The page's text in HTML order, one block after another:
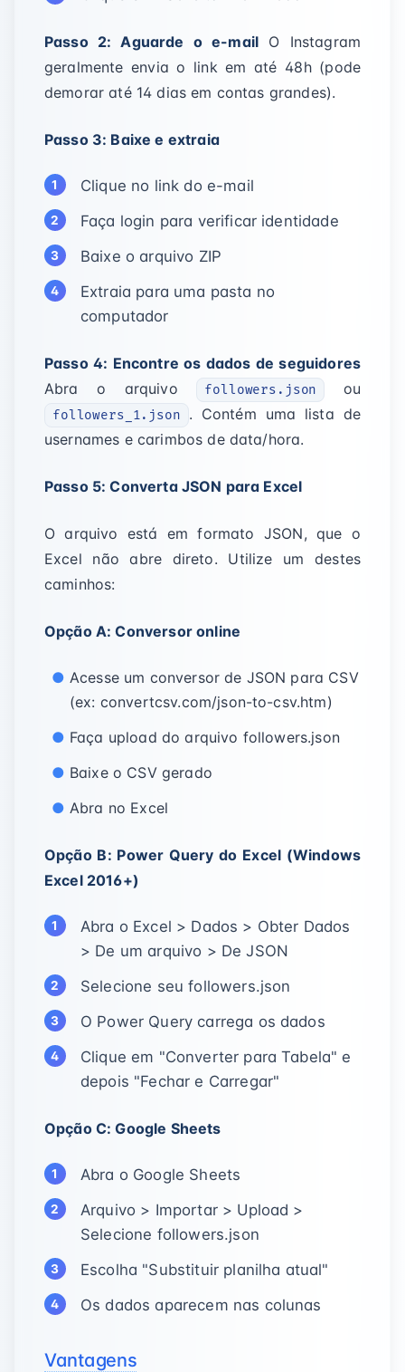
Passo 2: Aguarde o e-mail O Instagram
geralmente envia o link em até 48h (pode
demorar até 14 dias em contas grandes).
Passo 3: Baixe e extraia
Clique no link do e-mail
Faça login para verificar identidade
Baixe o arquivo ZIP
Extraia para uma pasta no
computador
Passo 4: Encontre os dados de seguidores
Abra o arquivo
followers.json ou
followers_1.json
. Contém uma lista de
usernames e carimbos de data/hora.
Passo 5: Converta JSON para Excel
O arquivo está em formato JSON, que o
Excel não abre direto. Utilize um destes
caminhos:
Opção A: Conversor online
Acesse um conversor de JSON para CSV
(ex: convertcsv.com/json-to-csv.htm)
Faça upload do arquivo followers.json
Baixe o CSV gerado
Abra no Excel
Opção B: Power Query do Excel (Windows
Excel 2016+)
Abra o Excel > Dados > Obter Dados
> De um arquivo > De JSON
Selecione seu followers.json
O Power Query carrega os dados
Clique em "Converter para Tabela" e
depois "Fechar e Carregar"
Opção C: Google Sheets
Abra o Google Sheets
Arquivo > Importar > Upload >
Selecione followers.json
Escolha "Substituir planilha atual"
Os dados aparecem nas colunas
Vantagens